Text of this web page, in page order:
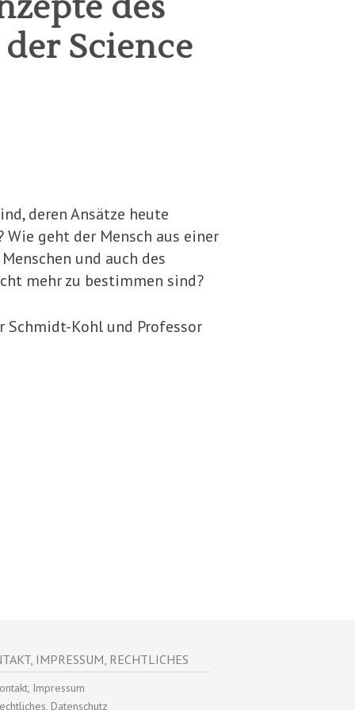
Science
deren Ansätze heute
geht der Mensch aus einer
und auch des
mehr zu bestimmen sind?
Schmidt-Kohl und Professor
IMPRESSUM, RECHTLICHES
Impressum
Datenschutz